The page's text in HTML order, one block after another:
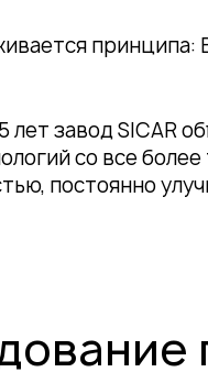
работает
Они отвечают за
применяемые
на
Итальянская.
лет завод SICAR
со все